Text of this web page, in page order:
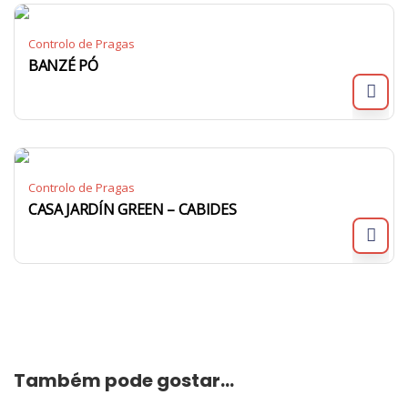
Controlo de Pragas
BANZÉ PÓ
Controlo de Pragas
CASA JARDÍN GREEN – CABIDES
Também pode gostar…